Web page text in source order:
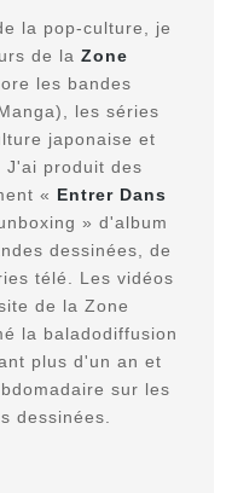
la pop-culture, je
de la Zone
les bandes
les séries
japonaise et
J'ai produit des
« Entrer Dans
» d'album
dessinées, de
télé. Les vidéos
de la Zone
la baladodiffusion
plus d'un an et
sur les
dessinées.